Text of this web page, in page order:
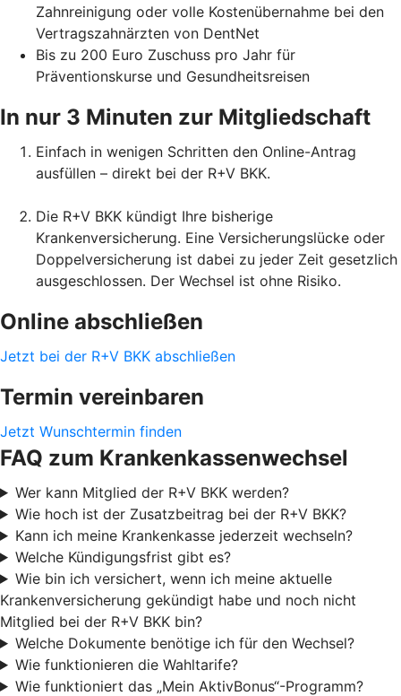
Zahnreinigung oder volle Kostenübernahme bei den
Vertragszahnärzten von DentNet
Bis zu 200 Euro Zuschuss pro Jahr für
Präventionskurse und Gesundheitsreisen
In nur 3 Minuten zur Mitgliedschaft
Einfach in wenigen Schritten den Online-Antrag
ausfüllen – direkt bei der R+V BKK.
Die R+V BKK kündigt Ihre bisherige
Krankenversicherung. Eine Versicherungslücke oder
Doppelversicherung ist dabei zu jeder Zeit gesetzlich
ausgeschlossen. Der Wechsel ist ohne Risiko.
Online abschließen
Jetzt bei der R+V BKK abschließen
Termin vereinbaren
Jetzt Wunschtermin finden
FAQ zum Krankenkassenwechsel
Wer kann Mitglied der R+V BKK werden?
Wie hoch ist der Zusatzbeitrag bei der R+V BKK?
Kann ich meine Krankenkasse jederzeit wechseln?
Welche Kündigungsfrist gibt es?
Wie bin ich versichert, wenn ich meine aktuelle
Krankenversicherung gekündigt habe und noch nicht
Mitglied bei der R+V BKK bin?
Welche Dokumente benötige ich für den Wechsel?
Wie funktionieren die Wahltarife?
Wie funktioniert das „Mein AktivBonus“-Programm?